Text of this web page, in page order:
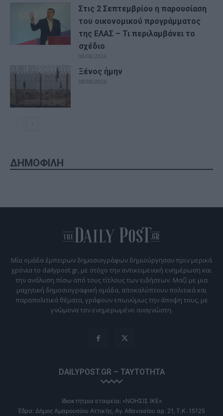
Στις 2 Σεπτεμβρίου η παρουσίαση
του οικονομικού προγράμματος
της ΕΛΑΣ – Τι περιλαμβάνει το
σχέδιο
08/08/2026
Ξένος ήμην
08/08/2026
ΔΗΜΟΦΙΛΗ
Μία ομάδα έμπειρων δημοσιογράφων δημιούργησαν πριν μερικά
χρόνια το dailypost.gr, με στόχο την αντικειμενική ενημέρωση και
την ανάλυση πίσω από τους τίτλους των ειδήσεων. Μαζί με μια
μαχητική δημοσιογραφική ομάδα, αποκαλύπτουν πολιτικά και
παραπολιτικά θέματα, γράφουν επωνύμως την άποψη τους, με
γνώμονα τον ενημερωμένο αναγνώστη.
DAILYPOST.GR – ΤΑΥΤΌΤΗΤΑ
Ιδιοκτήτρια εταιρεία: «ΝΟΗΣΙΣ ΙΚΕ»
Έδρα: Δήμος Αμαρουσίου Αττικής, Αγ. Αθανασίου αρ. 21, Τ.Κ. 15125